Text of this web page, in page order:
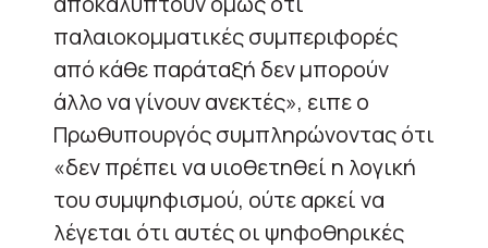
παλαιοκομματικές συμπεριφορές
από κάθε παράταξή δεν μπορούν
άλλο να γίνουν ανεκτές», ειπε ο
Πρωθυπουργός συμπληρώνοντας ότι
«δεν πρέπει να υιοθετηθεί η λογική
του συμψηφισμού, ούτε αρκεί να
λέγεται ότι αυτές οι ψηφοθηρικές